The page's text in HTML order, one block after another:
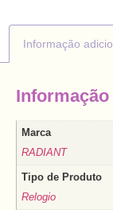
Informação
Marca
RADIANT
Tipo de Produto
Relogio